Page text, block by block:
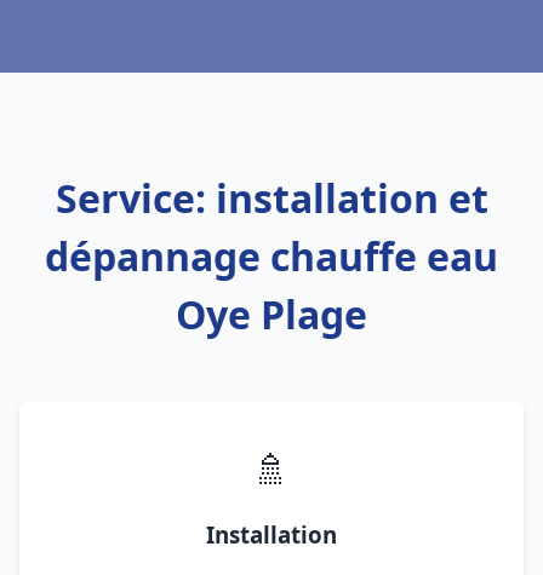
Service: installation et
dépannage chauffe eau
Oye Plage
🚿
Installation